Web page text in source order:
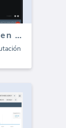
Yelp Tablero de Reseñas en Línea